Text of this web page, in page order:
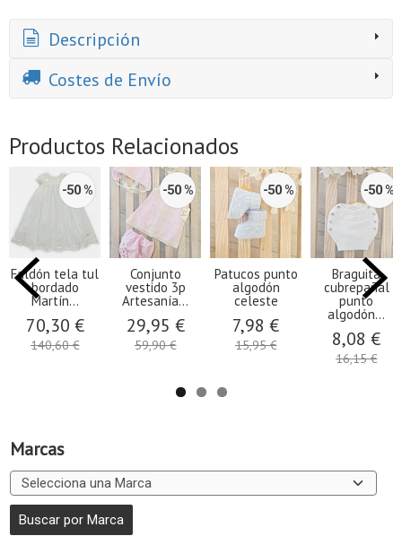
Marcas
Descripción
Costes de Envío
Productos Relacionados
-50 %
Faldón tela tul
bordado
Martín...
70,30 €
140,60 €
-50 %
Conjunto
vestido 3p
Artesanía...
29,95 €
59,90 €
-50 %
Patucos punto
algodón
celeste
7,98 €
15,95 €
-50 %
Braguita
cubrepañal
punto
algodón...
8,08 €
16,15 €